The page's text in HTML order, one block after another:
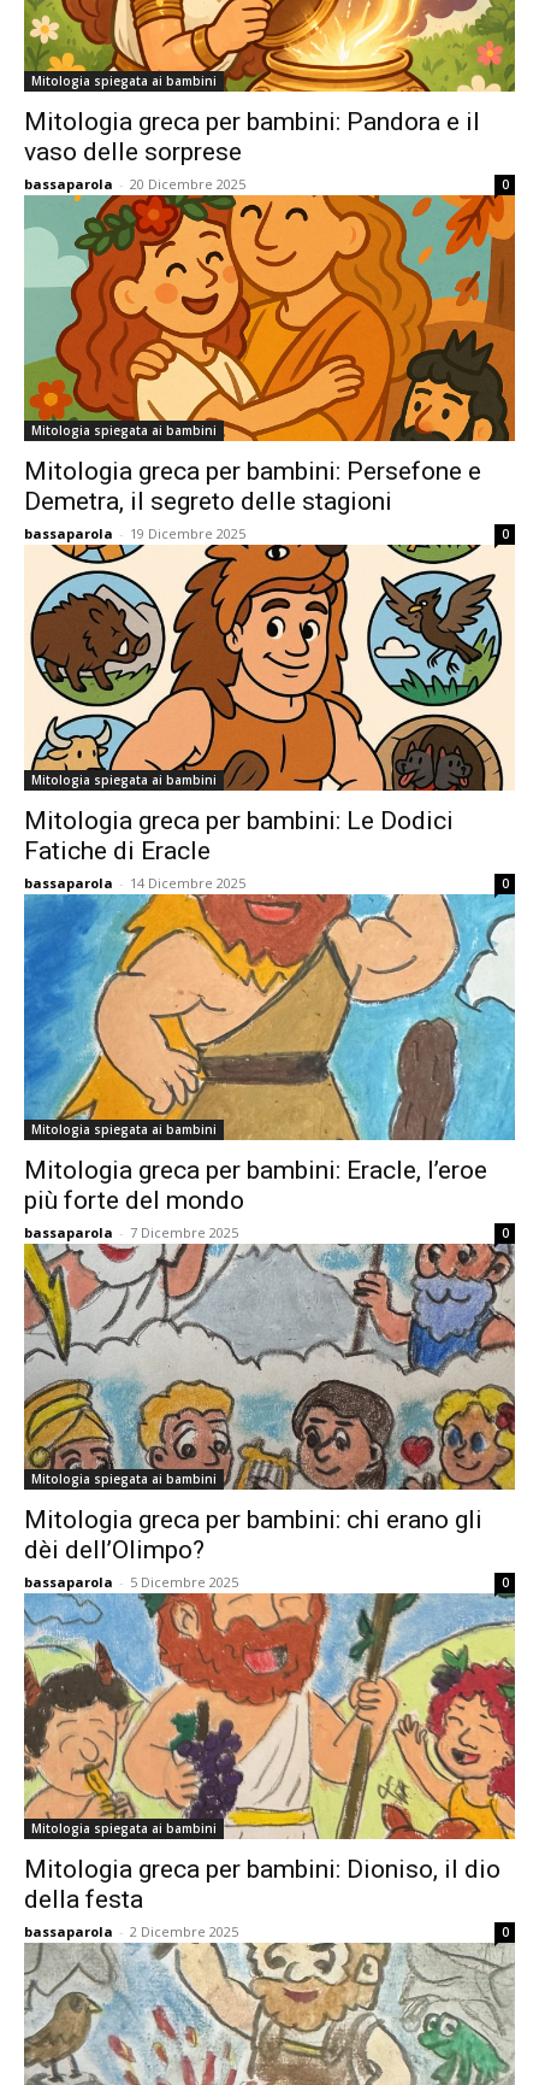
Mitologia spiegata ai bambini
Mitologia greca per bambini: Pandora e il
vaso delle sorprese
bassaparola - 20 Dicembre 2025 0
Mitologia spiegata ai bambini
Mitologia greca per bambini: Persefone e
Demetra, il segreto delle stagioni
bassaparola - 19 Dicembre 2025 0
Mitologia spiegata ai bambini
Mitologia greca per bambini: Le Dodici
Fatiche di Eracle
bassaparola - 14 Dicembre 2025 0
Mitologia spiegata ai bambini
Mitologia greca per bambini: Eracle, l’eroe
più forte del mondo
bassaparola - 7 Dicembre 2025 0
Mitologia spiegata ai bambini
Mitologia greca per bambini: chi erano gli
dèi dell’Olimpo?
bassaparola - 5 Dicembre 2025 0
Mitologia spiegata ai bambini
Mitologia greca per bambini: Dioniso, il dio
della festa
bassaparola - 2 Dicembre 2025 0